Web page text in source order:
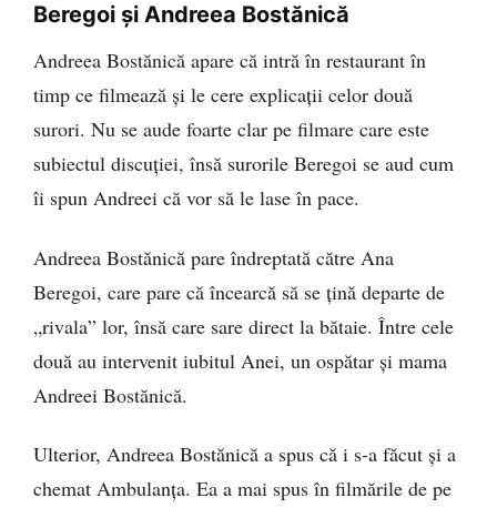
Beregoi și Andreea Bostănică
Andreea Bostănică apare că intră în restaurant în
timp ce filmează și le cere explicații celor două
surori. Nu se aude foarte clar pe filmare care este
subiectul discuției, însă surorile Beregoi se aud cum
îi spun Andreei că vor să le lase în pace.
Andreea Bostănică pare îndreptată către Ana
Beregoi, care pare că încearcă să se țină departe de
„rivala” lor, însă care sare direct la bătaie. Între cele
două au intervenit iubitul Anei, un ospătar și mama
Andreei Bostănică.
Ulterior, Andreea Bostănică a spus că i s-a făcut și a
chemat Ambulanța. Ea a mai spus în filmările de pe